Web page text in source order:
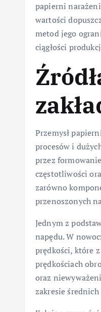
papierni narażeni
wartości
metod jego
ciągłości
Przemysł
procesów i
przez
częstotliwości
zarówno
przenoszonych
Jednym z
napędu. W
prędkości, które
prędkościach
oraz
zakresie